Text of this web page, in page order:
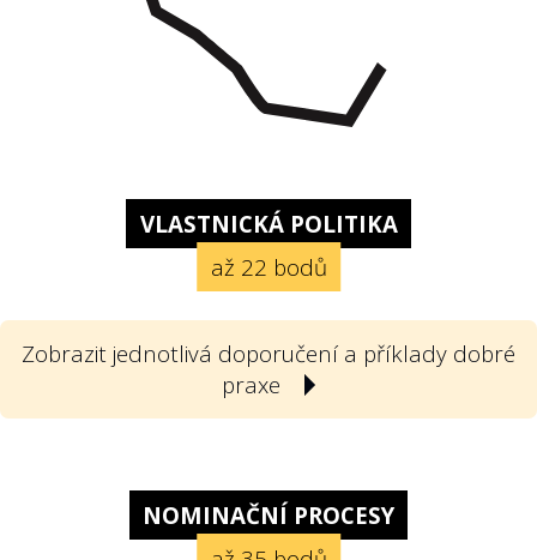
VLASTNICKÁ POLITIKA
až 22 bodů
Zobrazit jednotlivá doporučení a příklady dobré
praxe
politiku? Vlastnickou politikou
rozumíme v souladu s doporučeními
NOMINAČNÍ PROCESY